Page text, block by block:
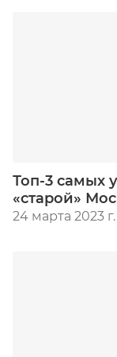
Топ-3 самых
«старой»
24 марта 2023 г.